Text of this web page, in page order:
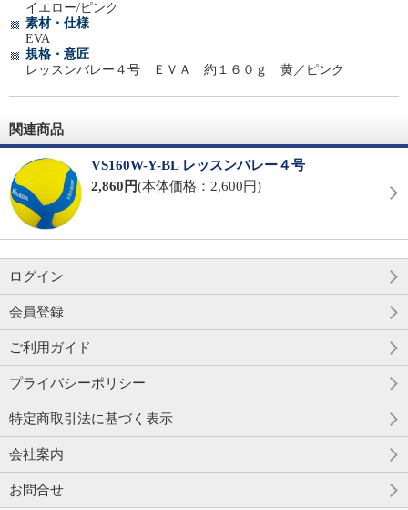
イエロー/ピンク
素材・仕様
EVA
規格・意匠
レッスンバレー４号 ＥＶＡ 約１６０ｇ 黄／ピンク
関連商品
VS160W-Y-BL レッスンバレー４号
2,860円(本体価格：2,600円)
ログイン
会員登録
ご利用ガイド
プライバシーポリシー
特定商取引法に基づく表示
会社案内
お問合せ